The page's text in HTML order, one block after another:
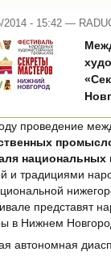
2014 - 15:42 —
проведение
национальных
и традициями
представят
в Нижнем
автономная